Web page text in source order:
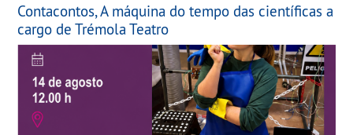
Contacontos, A máquina do tempo das científicas a
cargo de Trémola Teatro